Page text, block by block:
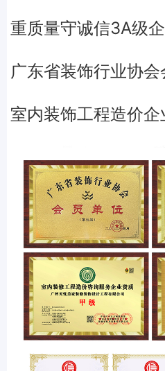
重质量守诚信3A级
广东省装饰行业协会
室内装饰工程造价